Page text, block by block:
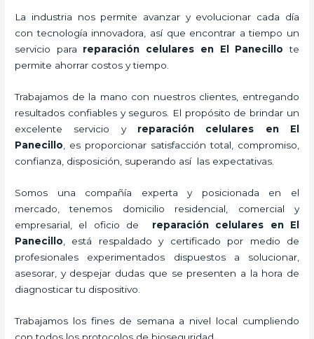
La industria nos permite avanzar y evolucionar cada día
con tecnología innovadora, así que encontrar a tiempo un
servicio para reparación celulares en El Panecillo te
permite ahorrar costos y tiempo.
Trabajamos de la mano con nuestros clientes, entregando
resultados confiables y seguros. El propósito de brindar un
excelente servicio y reparación celulares en El
Panecillo , es proporcionar satisfacción total, compromiso,
confianza, disposición, superando así las expectativas.
Somos una compañía experta y posicionada en el
mercado, tenemos domicilio residencial, comercial y
empresarial, el oficio de reparación celulares en El
Panecillo , está respaldado y certificado por medio de
profesionales experimentados dispuestos a solucionar,
asesorar, y despejar dudas que se presenten a la hora de
diagnosticar tu dispositivo.
Trabajamos los fines de semana a nivel local cumpliendo
con todos los protocolos de bioseguridad.